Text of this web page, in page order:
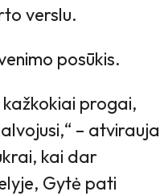
verslu.
posūkis.
progai,
– atvirauja
kai dar
Gytė pati